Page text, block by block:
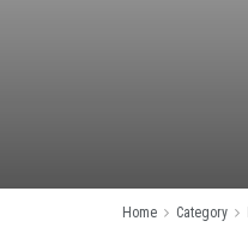
Home Category